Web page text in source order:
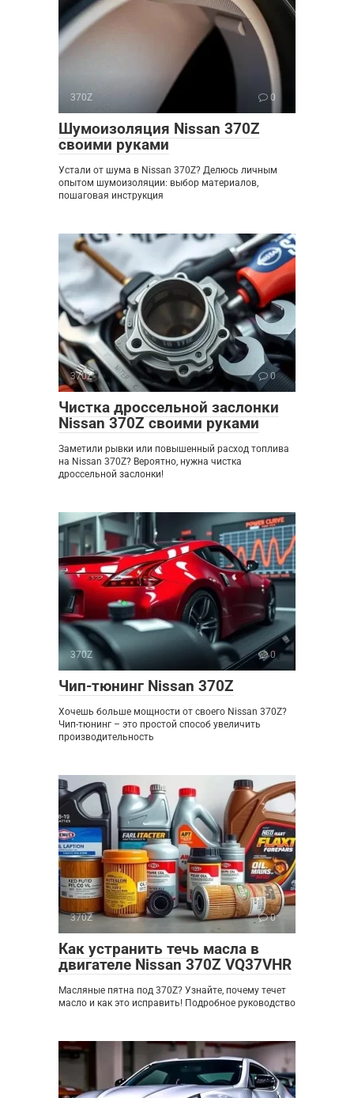
370Z 0
Шумоизоляция Nissan 370Z
своими руками
Устали от шума в Nissan 370Z? Делюсь личным
опытом шумоизоляции: выбор материалов,
пошаговая инструкция
370Z 0
Чистка дроссельной заслонки
Nissan 370Z своими руками
Заметили рывки или повышенный расход топлива
на Nissan 370Z? Вероятно, нужна чистка
дроссельной заслонки!
370Z 0
Чип-тюнинг Nissan 370Z
Хочешь больше мощности от своего Nissan 370Z?
Чип-тюнинг – это простой способ увеличить
производительность
370Z 0
Как устранить течь масла в
двигателе Nissan 370Z VQ37VHR
Масляные пятна под 370Z? Узнайте, почему течет
масло и как это исправить! Подробное руководство